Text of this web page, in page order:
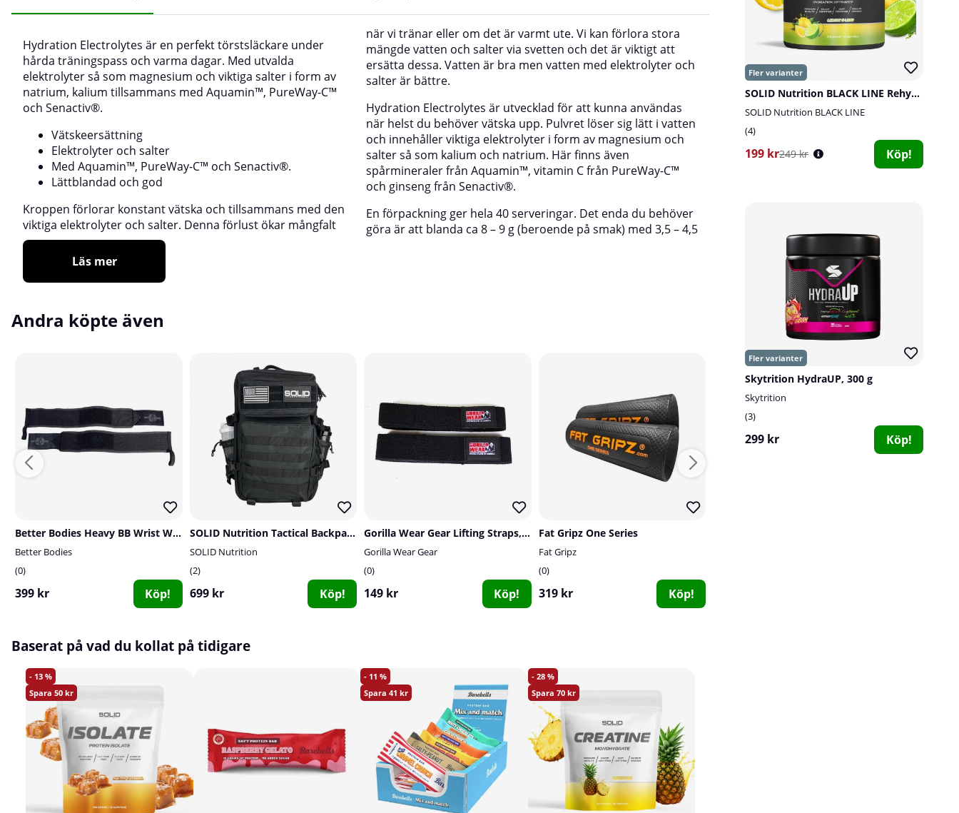
SOLID Nutrition BLACK LINE Rehydrate, 270 g
SOLID Nutrition BLACK LINE
4
199 kr249 kr Köp!
Skytrition HydraUP, 300 g
Skytrition
3
299 kr Köp!
Hydration Electrolytes är en perfekt törstsläckare under
hårda träningspass och varma dagar. Med utvalda
elektrolyter så som magnesium och viktiga salter i form av
natrium, kalium tillsammans med Aquamin™, PureWay-C™
och Senactiv®.
Vätskeersättning
Elektrolyter och salter
Med Aquamin™, PureWay-C™ och Senactiv®.
Lättblandad och god
Kroppen förlorar konstant vätska och tillsammans med den
viktiga elektrolyter och salter. Denna förlust ökar mångfalt
när vi tränar eller om det är varmt ute. Vi kan förlora stora
mängde vatten och salter via svetten och det är viktigt att
ersätta dessa. Vatten är bra men vatten med elektrolyter och
salter är bättre.
Hydration Electrolytes är utvecklad för att kunna användas
när helst du behöver vätska upp. Pulvret löser sig lätt i vatten
och innehåller viktiga elektrolyter i form av magnesium och
salter så som kalium och natrium. Här finns även
spårmineraler från Aquamin™, vitamin C från PureWay-C™
och ginseng från Senactiv®.
En förpackning ger hela 40 serveringar. Det enda du behöver
göra är att blanda ca 8 – 9 g (beroende på smak) med 3,5 – 4,5
dl vatten och du har en delikat och mycket
vätskeersättare.
_______________
Antal serveringar per förpackning:
Blanda 1 skopa
350-450ml vatten.
Läs mer
Andra köpte även
Better Bodies Heavy BB Wrist Wraps 18 inch, black
Better Bodies
0
399 kr Köp!
SOLID Nutrition Tactical Backpack, 45 L
SOLID Nutrition
2
699 kr Köp!
Gorilla Wear Gear Lifting Straps, black
Gorilla Wear Gear
0
149 kr Köp!
Fat Gripz One Series
Fat Gripz
0
319 kr Köp!
Baserat på vad du kollat på tidigare
13
50
11
41
28
70